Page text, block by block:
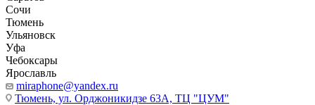
Сочи
Тюмень
Ульяновск
Уфа
Чебоксары
Ярославль
miraphone@yandex.ru
Тюмень, ул. Орджоникидзе 63А, ТЦ "ЦУМ"